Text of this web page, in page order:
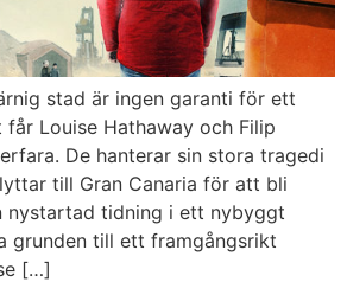
stad är ingen garanti för ett
Louise Hathaway och Filip
De hanterar sin stora tragedi
till Gran Canaria för att bli
nystartad tidning i ett nybyggt
grunden till ett framgångsrikt
[…]